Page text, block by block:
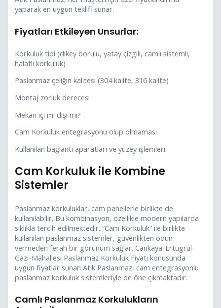
yaparak en uygun teklifi sunar.
Fiyatları Etkileyen Unsurlar:
Korkuluk tipi (dikey borulu, yatay çizgili, camlı sistemli,
halatlı korkuluk)
Paslanmaz çeliğin kalitesi (304 kalite, 316 kalite)
Montaj zorluk derecesi
Mekan içi mi dışı mı?
Cam Korkuluk entegrasyonu olup olmaması
Kullanılan bağlantı aparatları ve yüzey işlemleri
Cam Korkuluk ile Kombine
Sistemler
Paslanmaz korkuluklar, cam panellerle birlikte de
kullanılabilir. Bu kombinasyon, özellikle modern yapılarda
sıklıkla tercih edilmektedir. “Cam Korkuluk” ile birlikte
kullanılan paslanmaz sistemler, güvenlikten ödün
vermeden ferah bir görünüm sağlar. Cankaya-Ertugrul-
Gazi-Mahallesi Paslanmaz Korkuluk Fiyatı konusunda
uygun fiyatlar sunan Atik Paslanmaz, cam entegrasyonlu
paslanmaz korkuluk sistemleriyle de öne çıkmaktadır.
Camlı Paslanmaz Korkulukların